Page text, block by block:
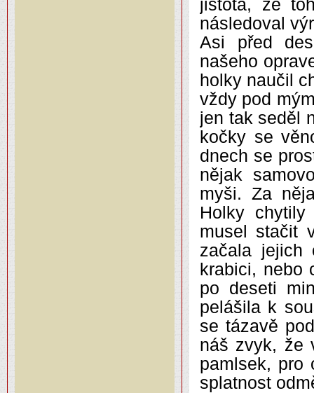
jistota, že
následoval
Asi před
našeho
holky naučil
vždy pod
jen tak seděl
kočky se
dnech se
nějak
myši. Za
Holky
musel stačit
začala jejich
krabici, nebo
po deseti
pelášila k
se tázavě
náš zvyk, že
pamlsek, pro
splatnost